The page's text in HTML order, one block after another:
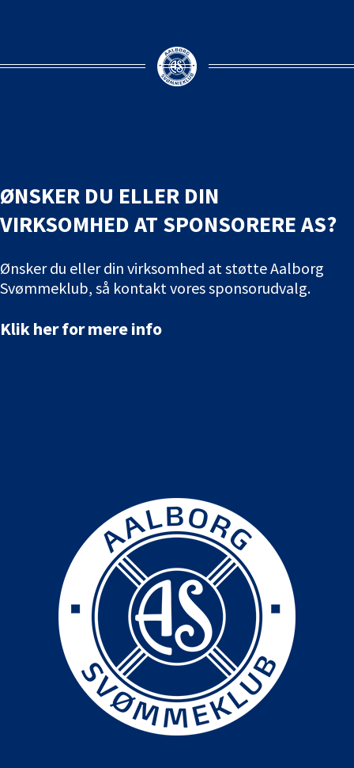
ØNSKER DU ELLER DIN
VIRKSOMHED AT SPONSORERE AS?
Ønsker du eller din virksomhed at støtte Aalborg
Svømmeklub, så kontakt vores sponsorudvalg.
Klik her for mere info